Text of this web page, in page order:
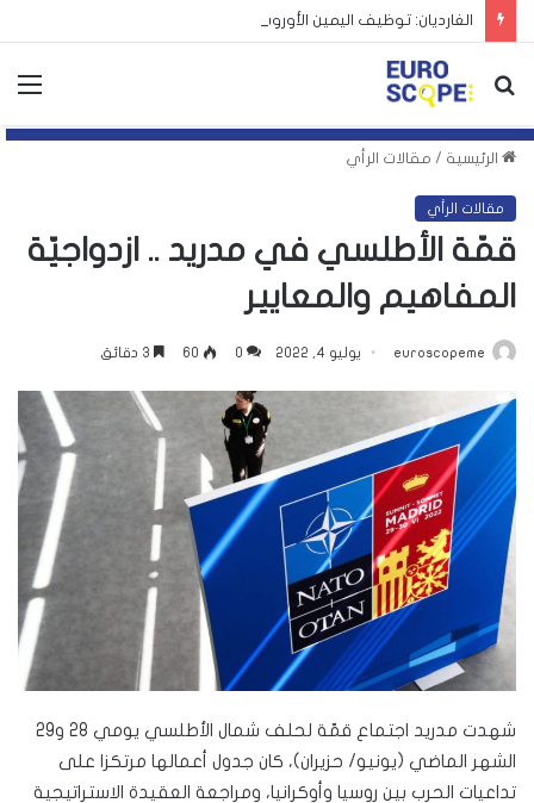
الغارديان: توظيف اليمين الأوروبي لأزمة سبتة يهدد بتكرارها
بحث
الرئيسية / مقالات الرأي
مقالات الرأي
قمّة الأطلسي في مدريد .. ازدواجيّة
المفاهيم والمعايير
euroscopeme يوليو 4, 2022 0
60
شهدت مدريد اجتماع قمّة لحلف شمال الأطلسي يومي 28 و29
الشهر الماضي (يونيو/ حزيران)، كان جدول أعمالها مرتكزا على
تداعيات الحرب بين روسيا وأوكرانيا، ومراجعة العقيدة الاستراتيجية